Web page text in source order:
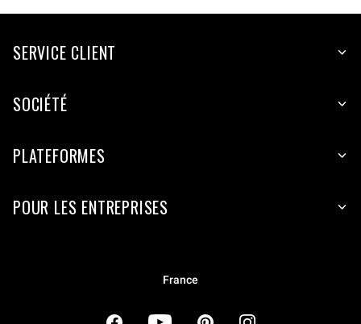
SERVICE CLIENT
SOCIÉTÉ
PLATEFORMES
POUR LES ENTREPRISES
France